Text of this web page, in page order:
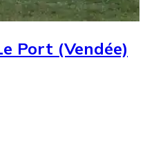
Port (Vendée)